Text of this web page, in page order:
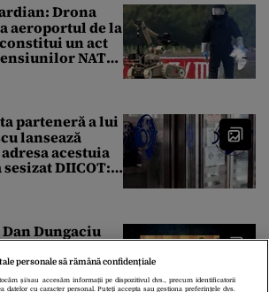
Drona
aeroportul de la
un act
NATO-
parteneră a lui
lansează
acestuia
DIICOT:
dezbrăcat cu
Dan Dungaciu
crizei
ai un vulcan
să găsești soluții
personale să rămână confidențiale
și/sau accesăm informații pe dispozitivul dvs., precum identificatorii
datelor cu caracter personal. Puteți accepta sau gestiona preferințele dvs.